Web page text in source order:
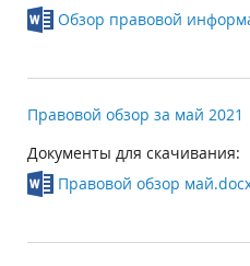
Обзор правовой
Правовой обзор за май 2021
Документы для скачивания:
Правовой обзор